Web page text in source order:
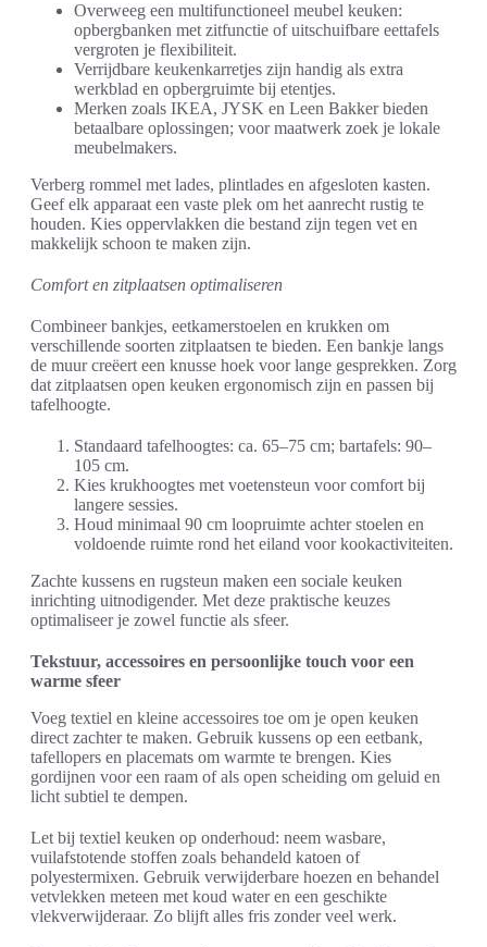
Overweeg een multifunctioneel meubel keuken:
opbergbanken met zitfunctie of uitschuifbare eettafels
vergroten je flexibiliteit.
Verrijdbare keukenkarretjes zijn handig als extra
werkblad en opbergruimte bij etentjes.
Merken zoals IKEA, JYSK en Leen Bakker bieden
betaalbare oplossingen; voor maatwerk zoek je lokale
meubelmakers.
Verberg rommel met lades, plintlades en afgesloten kasten.
Geef elk apparaat een vaste plek om het aanrecht rustig te
houden. Kies oppervlakken die bestand zijn tegen vet en
makkelijk schoon te maken zijn.
Comfort en zitplaatsen optimaliseren
Combineer bankjes, eetkamerstoelen en krukken om
verschillende soorten zitplaatsen te bieden. Een bankje langs
de muur creëert een knusse hoek voor lange gesprekken. Zorg
dat zitplaatsen open keuken ergonomisch zijn en passen bij
tafelhoogte.
Standaard tafelhoogtes: ca. 65–75 cm; bartafels: 90–
105 cm.
Kies krukhoogtes met voetensteun voor comfort bij
langere sessies.
Houd minimaal 90 cm loopruimte achter stoelen en
voldoende ruimte rond het eiland voor kookactiviteiten.
Zachte kussens en rugsteun maken een sociale keuken
inrichting uitnodigender. Met deze praktische keuzes
optimaliseer je zowel functie als sfeer.
Tekstuur, accessoires en persoonlijke touch voor een
warme sfeer
Voeg textiel en kleine accessoires toe om je open keuken
direct zachter te maken. Gebruik kussens op een eetbank,
tafellopers en placemats om warmte te brengen. Kies
gordijnen voor een raam of als open scheiding om geluid en
licht subtiel te dempen.
Let bij textiel keuken op onderhoud: neem wasbare,
vuilafstotende stoffen zoals behandeld katoen of
polyestermixen. Gebruik verwijderbare hoezen en behandel
vetvlekken meteen met koud water en een geschikte
vlekverwijderaar. Zo blijft alles fris zonder veel werk.